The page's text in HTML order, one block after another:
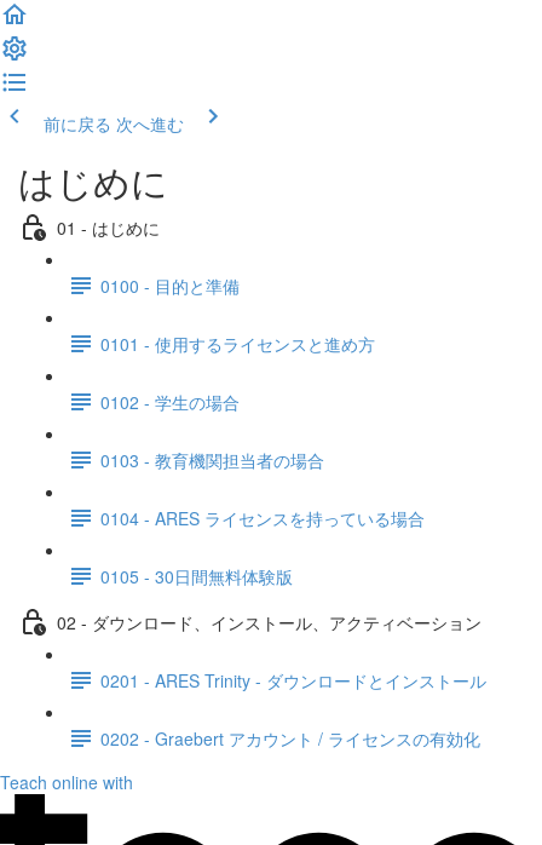
前に戻る 次へ進む
はじめに
01 - はじめに
0100 - 目的と準備
0101 - 使用するライセンスと進め方
0102 - 学生の場合
0103 - 教育機関担当者の場合
0104 - ARES ライセンスを持っている場合
0105 - 30日間無料体験版
02 - ダウンロード、インストール、アクティベーション
0201 - ARES Trinity - ダウンロードとインストール
0202 - Graebert アカウント / ライセンスの有効化
Teach online with